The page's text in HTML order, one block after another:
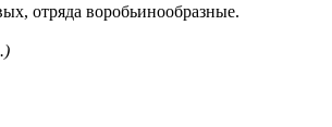
отряда воробьинообразные.